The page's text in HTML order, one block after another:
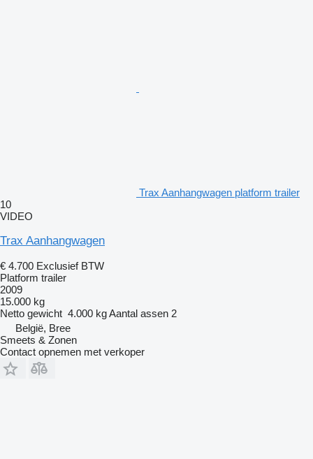
Trax Aanhangwagen platform trailer
10
VIDEO
Trax Aanhangwagen
€ 4.700 Exclusief BTW
Platform trailer
2009
15.000 kg
Netto gewicht 4.000 kgAantal assen 2
België, Bree
Smeets & Zonen
Contact opnemen met verkoper